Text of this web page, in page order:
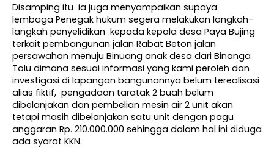
Disamping itu ia juga menyampaikan supaya
lembaga Penegak hukum segera melakukan langkah-
langkah penyelidikan kepada kepala desa Paya Bujing
terkait pembangunan jalan Rabat Beton jalan
persawahan menuju Binuang anak desa dari Binanga
Tolu dimana sesuai informasi yang kami peroleh dan
investigasi di lapangan bangunannya belum terealisasi
alias fiktif, pengadaan taratak 2 buah belum
dibelanjakan dan pembelian mesin air 2 unit akan
tetapi masih dibelanjakan satu unit dengan pagu
anggaran Rp. 210.000.000 sehingga dalam hal ini diduga
ada syarat KKN.